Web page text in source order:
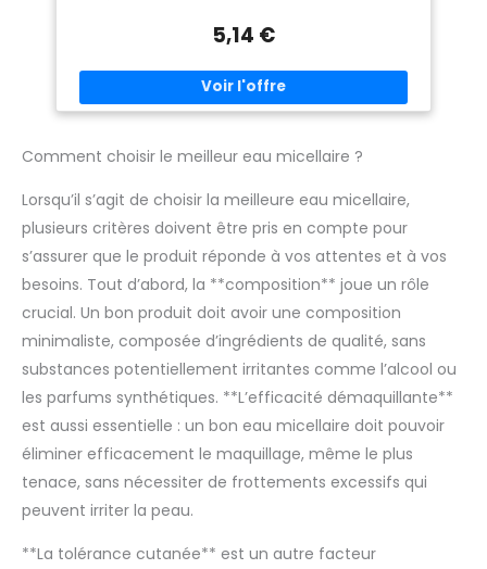
dessécher En un seul geste elle élimine en douceur toutes
yeux et des lèvres Parfaitement purifiée, votre peau est
l’aide d’un coton sur le visage, les yeux et les lèvres. Sans
rinçage. Convient aux peaux et aux yeux sensibles Contenu:
1x eau micellaire de jouvence, La Provençale Bio, 400ml
5,14 €
Comment choisir le meilleur eau micellaire ?
Lorsqu’il s’agit de choisir la meilleure eau micellaire,
plusieurs critères doivent être pris en compte pour
s’assurer que le produit réponde à vos attentes et à vos
besoins. Tout d’abord, la **composition** joue un rôle
crucial. Un bon produit doit avoir une composition
minimaliste, composée d’ingrédients de qualité, sans
substances potentiellement irritantes comme l’alcool ou
les parfums synthétiques. **L’efficacité démaquillante**
est aussi essentielle : un bon eau micellaire doit pouvoir
éliminer efficacement le maquillage, même le plus
tenace, sans nécessiter de frottements excessifs qui
peuvent irriter la peau.
**La tolérance cutanée** est un autre facteur